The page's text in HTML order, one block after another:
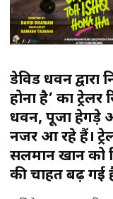
डेविड धवन द्वारा
होना है’ का
धवन, पूजा हेगड़े
नजर आ रहे हैं।
सलमान खान को
की चाहत बढ़ गई